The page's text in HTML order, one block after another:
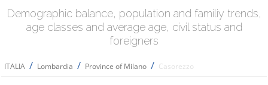
Demographic balance, population and familiy trends,
age classes and average age, civil status and
foreigners
ITALIA / Lombardia / Province of Milano / Casorezzo